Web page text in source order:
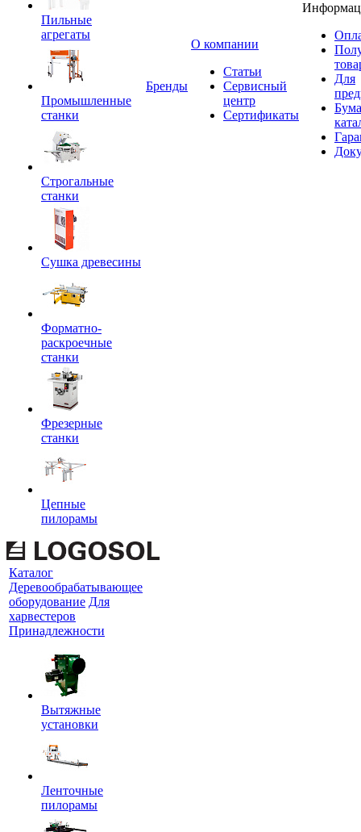
Пильные
агрегаты
Промышленные
станки
Строгальные
станки
Сушка древесины
Форматно-
раскроечные
станки
Фрезерные
станки
Цепные
пилорамы
Бренды
O компании
Статьи
Сервисный
центр
Сертификаты
Для
Каталог
Деревообрабатывающее
оборудование Для
харвестеров
Принадлежности
Вытяжные
установки
Ленточные
пилорамы